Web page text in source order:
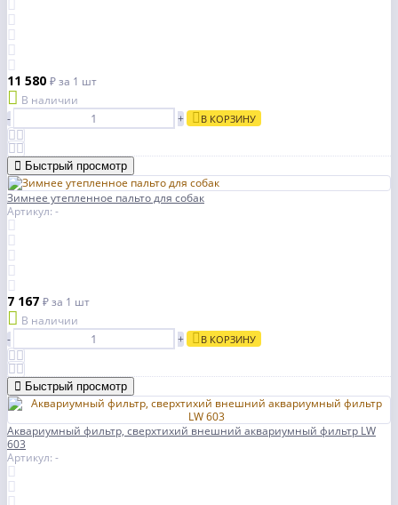
11 580 ₽за 1 шт
В наличии
-
+ В КОРЗИНУ
Быстрый просмотр
Зимнее утепленное пальто для собак
Артикул: -
7 167 ₽за 1 шт
В наличии
-
+ В КОРЗИНУ
Быстрый просмотр
Аквариумный фильтр, сверхтихий внешний аквариумный фильтр LW
603
Артикул: -